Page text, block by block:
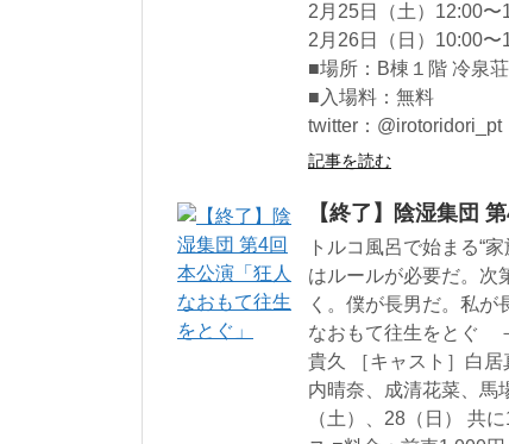
2月25日（土）12:00〜
2月26日（日）10:00〜
■場所：B棟１階 冷泉
■入場料：無料
twitter：
記事を読む
【終了】陰湿集団
トルコ風呂で始まる“
はルールが必要だ。次
く。僕が長男だ。私が
なおもて往生をとぐ
貴久 ［キャスト］白
内晴奈、成清花菜、馬
（土）、28（日） 共